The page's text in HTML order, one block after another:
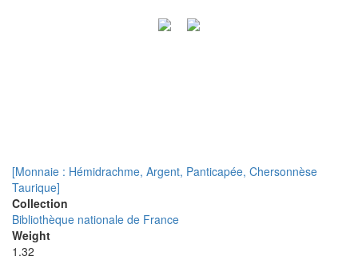
[Monnaie : Hémidrachme, Argent, Panticapée, Chersonnèse
Taurique]
Collection
Bibliothèque nationale de France
Weight
1.32